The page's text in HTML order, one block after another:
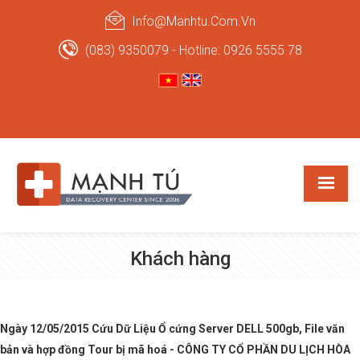
Info@manhtu.com.vn
(083) 9350079 - Hotline: 0926 5555 78
Khách hàng
Ngày 12/05/2015 Cứu Dữ Liệu Ổ cứng Server DELL 500gb, File văn
bản và hợp đồng Tour bị mã hoá - CÔNG TY CỔ PHẦN DU LỊCH HÒA